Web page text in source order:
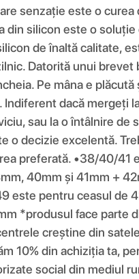
senzație este o curea
din silicon este o
de înaltă calitate,
Datorită unui brevet
Pe mâna e
Indiferent dacă mergeți
sau la o întâlnire de
o decizie excelentă.
preferată. •38/40/41
40mm și 41mm +
este pentru ceasul de
*produsul face parte
creștine din
10% din achiziția ta,
social din mediul